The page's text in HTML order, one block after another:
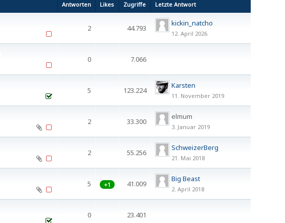
Antworten Likes Zugriffe Letzte Antwort
2 44.793
kickin_natcho
12. April 2026
0 7.066
5 123.224
Karsten
11. November 2019
2 33.300
elmum
3. Januar 2019
2 55.256
SchweizerBerg
21. Mai 2018
5 +1 41.009
Big Beast
2. April 2018
0 23.401